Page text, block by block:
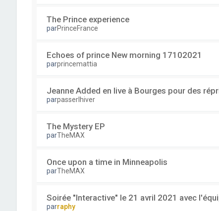
The Prince experience
parPrinceFrance
Echoes of prince New morning 17102021
parprincemattia
Jeanne Added en live à Bourges pour des
parpasserlhiver
The Mystery EP
parTheMAX
Once upon a time in Minneapolis
parTheMAX
Soirée "Interactive" le 21 avril 2021 avec
parraphy